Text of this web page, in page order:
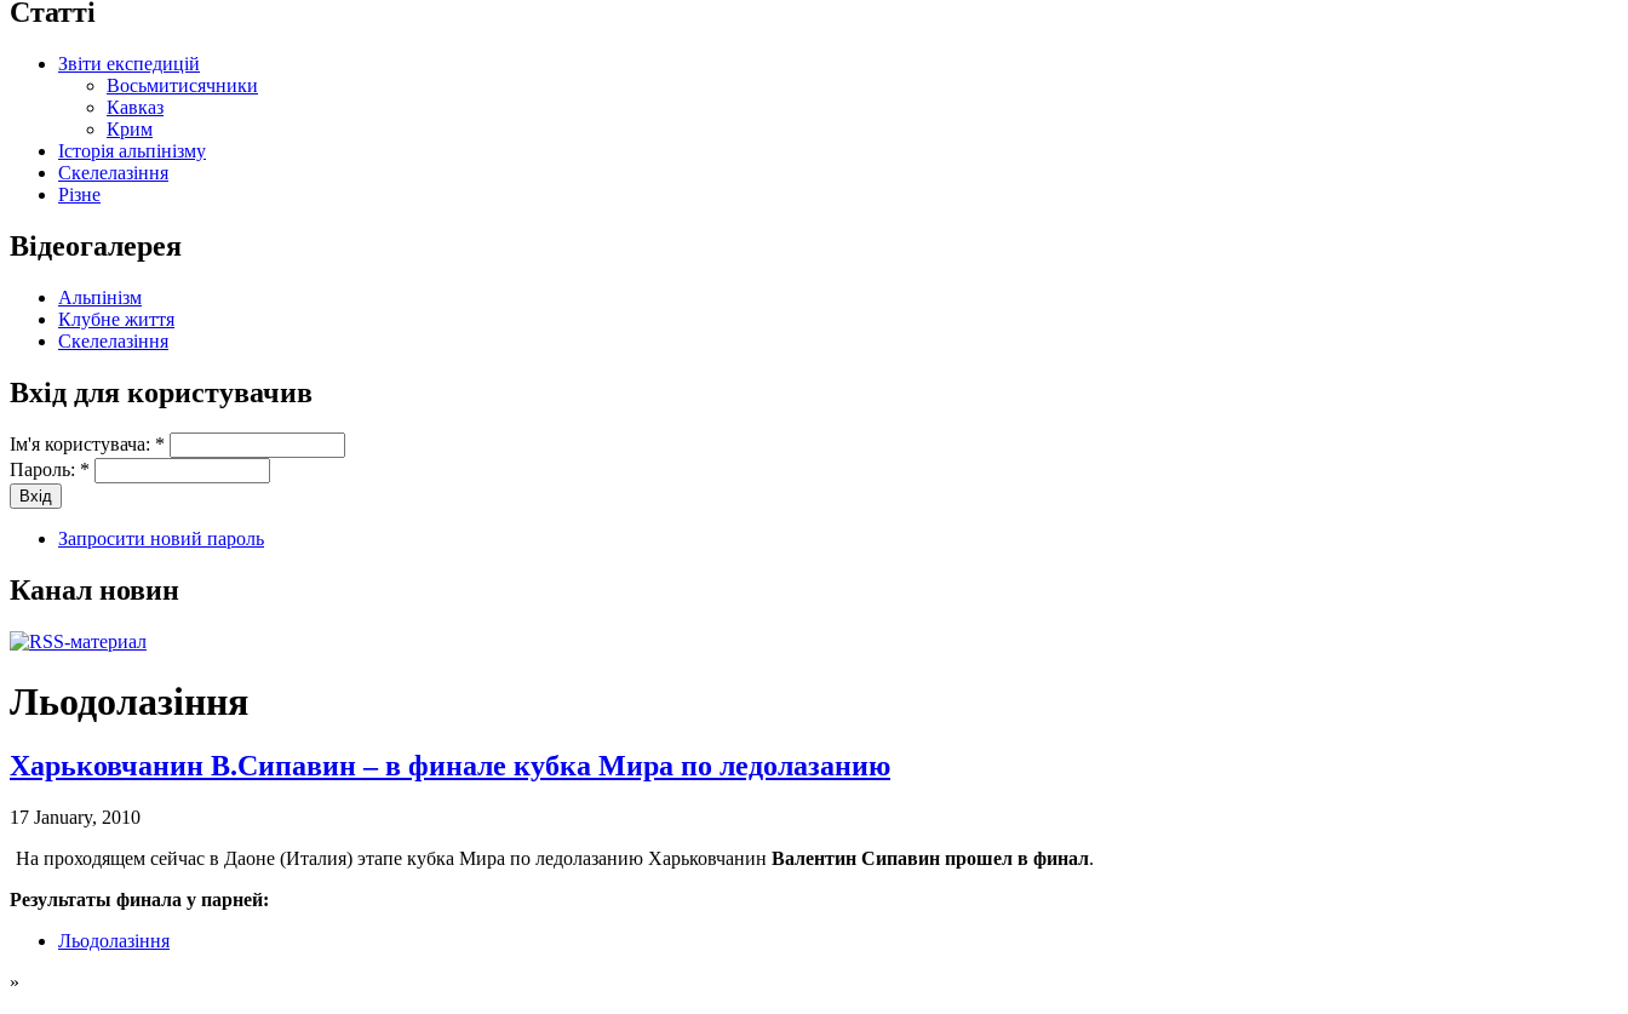
Статті
Звіти експедицій
Восьмитисячники
Кавказ
Крим
Історія альпінізму
Скелелазіння
Різне
Відеогалерея
Альпінізм
Клубне життя
Скелелазіння
Вхід для користувачив
Ім'я користувача: *
Пароль: *
Запросити новий пароль
Канал новин
Льодолазіння
Харьковчанин В.Сипавин – в финале кубка Мира по ледолазанию
17 January, 2010
На проходящем сейчас в Даоне (Италия) этапе кубка Мира по ледолазанию Харьковчанин Валентин Сипавин прошел в финал.
Результаты финала у парней:
Льодолазіння
»